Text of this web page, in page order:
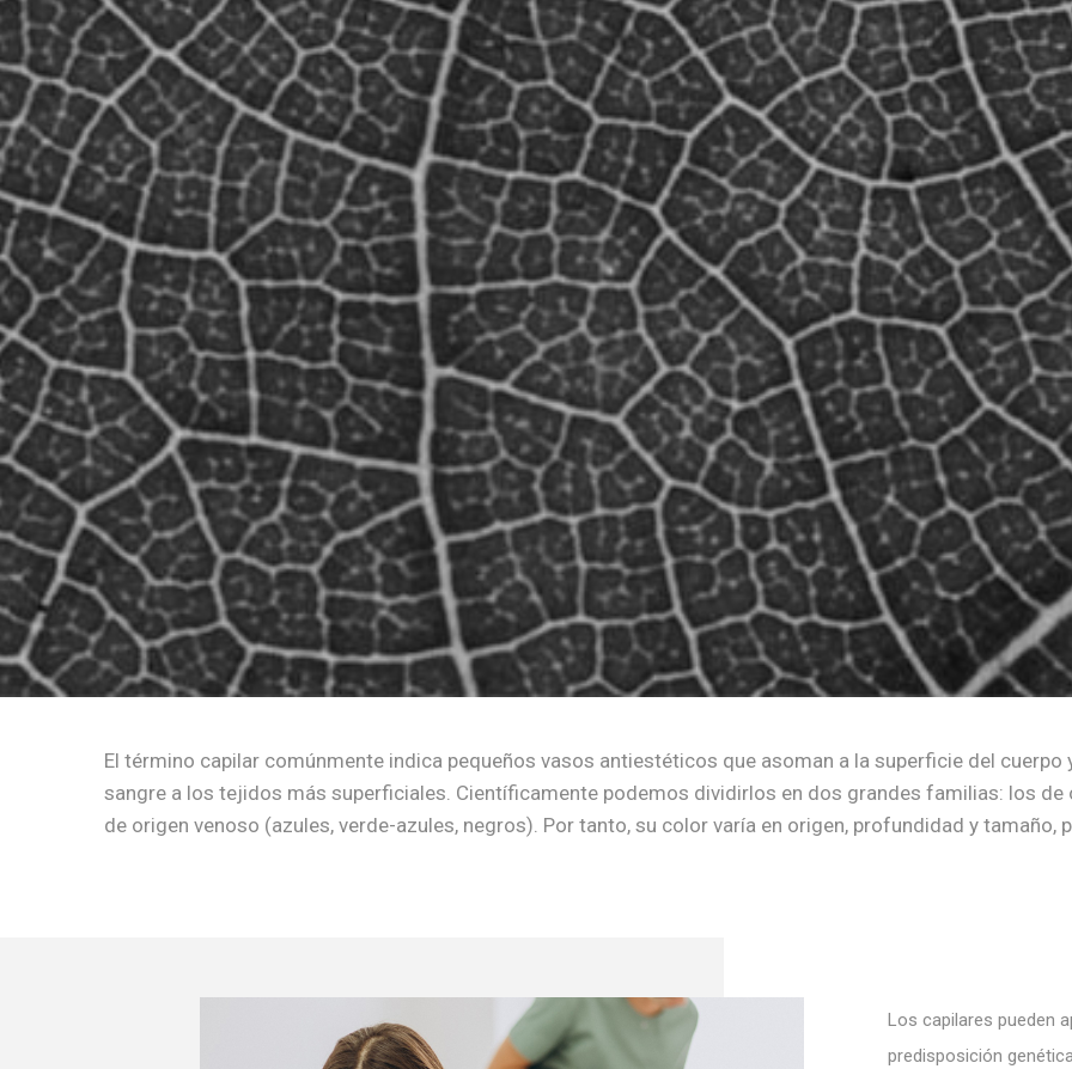
El término capilar comúnmente indica pequeños vasos antiestéticos que asoman a la superficie del
sangre a los tejidos más superficiales. Científicamente podemos dividirlos en dos grandes familias: los
de origen venoso (azules, verde-azules, negros). Por tanto, su color varía en origen, profundidad y tamaño,
Los capilares pueden
predisposición